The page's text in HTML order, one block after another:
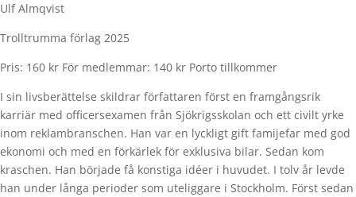
Ulf Almqvist
Trolltrumma förlag 2025
Pris: 160 kr För medlemmar: 140 kr Porto tillkommer
I sin livsberättelse skildrar författaren först en framgångsrik
karriär med officersexamen från Sjökrigsskolan och ett civilt yrke
inom reklambranschen. Han var en lyckligt gift famijefar med god
ekonomi och med en förkärlek för exklusiva bilar. Sedan kom
kraschen. Han började få konstiga idéer i huvudet. I tolv år levde
han under långa perioder som uteliggare i Stockholm. Först sedan